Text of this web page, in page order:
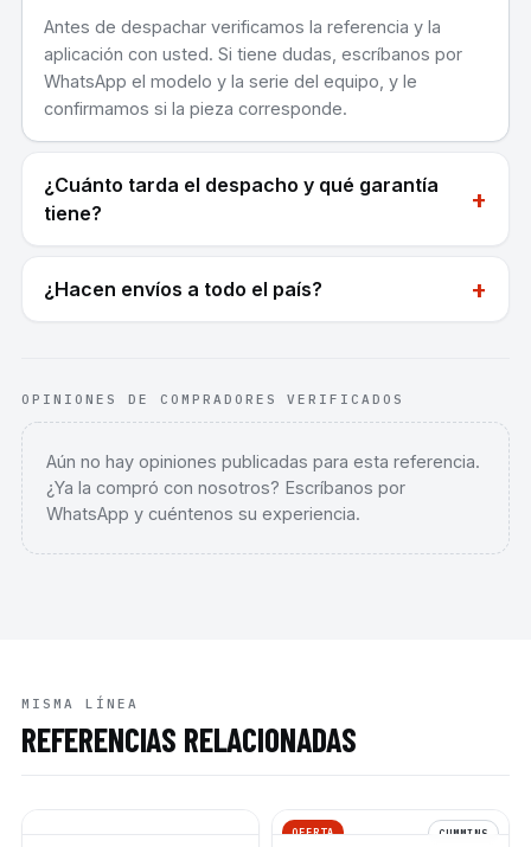
Antes de despachar verificamos la referencia y la
aplicación con usted. Si tiene dudas, escríbanos por
WhatsApp el modelo y la serie del equipo, y le
confirmamos si la pieza corresponde.
¿Cuánto tarda el despacho y qué garantía
tiene?
+
¿Hacen envíos a todo el país? +
OPINIONES DE COMPRADORES VERIFICADOS
Aún no hay opiniones publicadas para esta referencia.
¿Ya la compró con nosotros? Escríbanos por
WhatsApp y cuéntenos su experiencia.
MISMA LÍNEA
REFERENCIAS RELACIONADAS
OFERTA CUMMINS